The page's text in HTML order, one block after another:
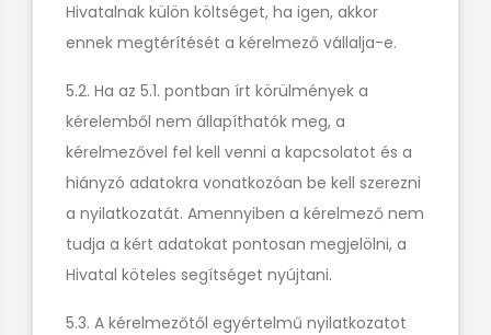
Hivatalnak külön költséget, ha igen, akkor
ennek megtérítését a kérelmező vállalja-e.
5.2. Ha az 5.1. pontban írt körülmények a
kérelemből nem állapíthatók meg, a
kérelmezővel fel kell venni a kapcsolatot és a
hiányzó adatokra vonatkozóan be kell szerezni
a nyilatkozatát. Amennyiben a kérelmező nem
tudja a kért adatokat pontosan megjelölni, a
Hivatal köteles segítséget nyújtani.
5.3. A kérelmezőtől egyértelmű nyilatkozatot